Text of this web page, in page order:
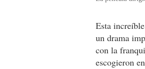
Esta
un drama
con la
escogieron